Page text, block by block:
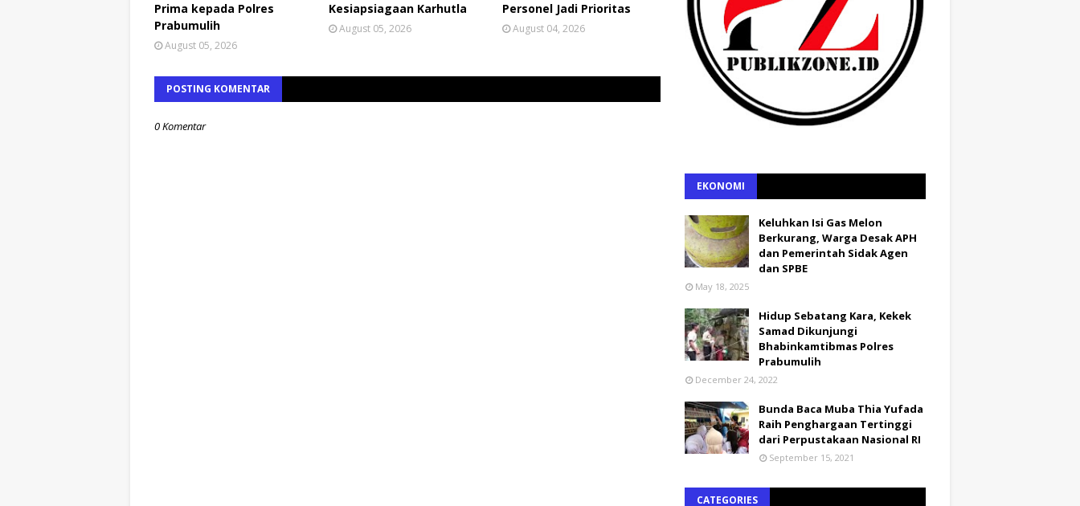
Prima kepada Polres
Prabumulih
August 05, 2026
Kesiapsiagaan Karhutla
August 05, 2026
Personel Jadi Prioritas
August 04, 2026
POSTING KOMENTAR
0 Komentar
EKONOMI
Keluhkan Isi Gas Melon
Berkurang, Warga Desak APH
dan Pemerintah Sidak Agen
dan SPBE
May 18, 2025
Hidup Sebatang Kara, Kekek
Samad Dikunjungi
Bhabinkamtibmas Polres
Prabumulih
December 24, 2022
Bunda Baca Muba Thia Yufada
Raih Penghargaan Tertinggi
dari Perpustakaan Nasional RI
September 15, 2021
CATEGORIES